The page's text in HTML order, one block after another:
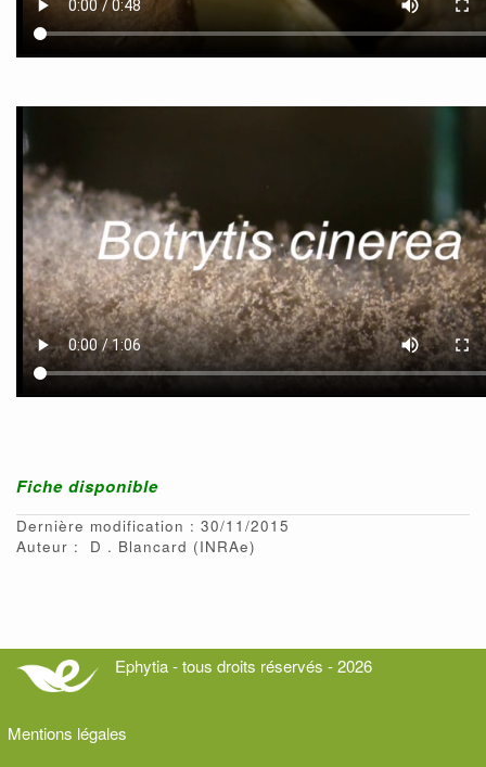
Fiche disponible
Dernière modification : 30/11/2015
Auteur :
D Blancard (INRAe)
Ephytia - tous droits réservés - 2026
Mentions légales